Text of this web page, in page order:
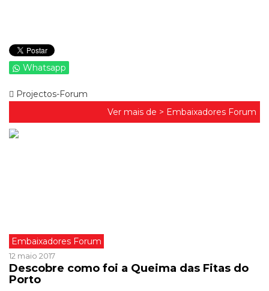
Whatsapp
Projectos-Forum
Ver mais de > Embaixadores Forum
Embaixadores Forum
12 maio 2017
Descobre como foi a Queima das Fitas do
Porto